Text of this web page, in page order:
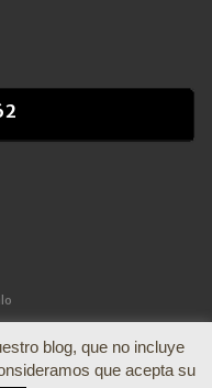
2
blog, que no incluye
que acepta su